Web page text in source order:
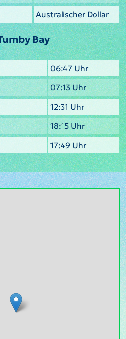
Australischer Dollar
Bay
06:47 Uhr
07:13 Uhr
12:31 Uhr
18:15 Uhr
17:49 Uhr